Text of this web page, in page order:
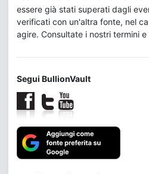
essere già stati superati dagli
verificati con un'altra fonte, nel
agire. Consultate i nostri termini
Segui BullionVault